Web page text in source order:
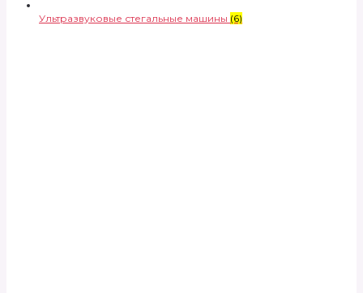
Ультразвуковые стегальные машины (6)